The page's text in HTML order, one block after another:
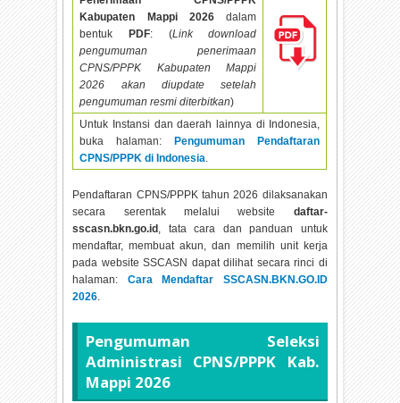
Kabupaten Mappi 2026 dalam
bentuk
PDF: (Link download
pengumuman penerimaan
CPNS/PPPK Kabupaten Mappi
2026 akan diupdate setelah
pengumuman resmi diterbitkan)
Untuk Instansi dan daerah lainnya di Indonesia,
buka halaman:
Pengumuman Pendaftaran
CPNS/PPPK di Indonesia.
Pendaftaran CPNS/PPPK tahun2026 dilaksanakan
secara serentak melalui website daftar-
sscasn.bkn.go.id , tata cara dan panduan untuk
mendaftar, membuat akun, dan memilih unit kerja
pada website SSCASN dapat dilihat secara rinci di
halaman: Cara Mendaftar SSCASN.BKN.GO.ID
2026.
Pengumuman Seleksi
Administrasi CPNS/PPPK Kab.
Mappi 2026